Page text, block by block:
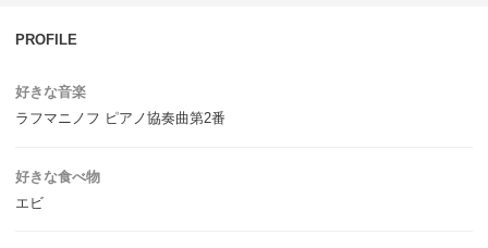
PROFILE
好きな音楽
ラフマニノフ ピアノ協奏曲第2番
好きな食べ物
エビ